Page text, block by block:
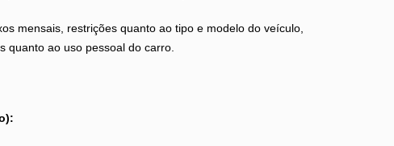
mensais, restrições quanto ao tipo e modelo do veículo,
quanto ao uso pessoal do carro.